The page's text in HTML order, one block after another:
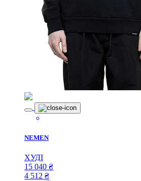
NEMEN
ХУДІ
15 040 ₴
4 512 ₴